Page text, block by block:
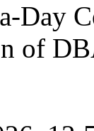
Day
of